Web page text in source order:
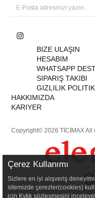
BIZE ULAŞIN
HESABIM
WHATSAPP
SIPARIŞ TAKIBI
GIZLILIK
HAKKIMIZDA
KARIYER
Copyright© 2026 TİCİMAX All
Çerez Kullanımı
Sizlere en iyi alışveriş
sitemizde çerezler(cookies)
için Kvkk sözleşmesini